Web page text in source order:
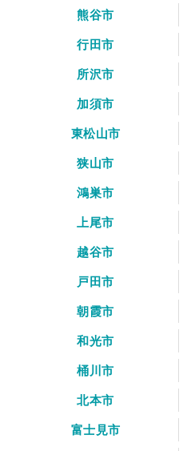
熊谷市
行田市
所沢市
加須市
東松山市
狭山市
鴻巣市
上尾市
越谷市
戸田市
朝霞市
和光市
桶川市
北本市
富士見市